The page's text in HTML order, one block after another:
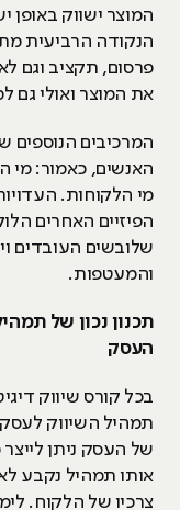
המוצר ישווק באופן
הנקודה הרביעית
פרסום, תקציב וגם
את המוצר ואולי גם
המרכיבים הנוספים
האנשים, כאמור: מי
מי הלקוחות.
הפיזיים האחרים
שלובשים העובדים
והמעטפות.
תכנון נכון של
העסק
בכל קורס שיווק
תמהיל השיווק
של העסק ניתן
אותו תמהיל נקבע
צרכיו של הלקוח.